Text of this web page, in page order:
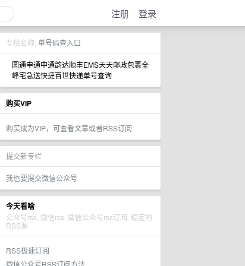
注册 登录
专栏名称: 单号码查入口
圆通申通中通韵达顺丰EMS天天邮政包裹全
峰宅急送快捷百世快递单号查询
购买VIP
购买成为VIP，可查看文章或者RSS订阅
提交新专栏
我也要提交微信公众号
今天看啥
公众号rss, 微信rss, 微信公众号rss订阅, 稳定的
RSS源
RSS极速订阅
微信公众号RSS订阅方法